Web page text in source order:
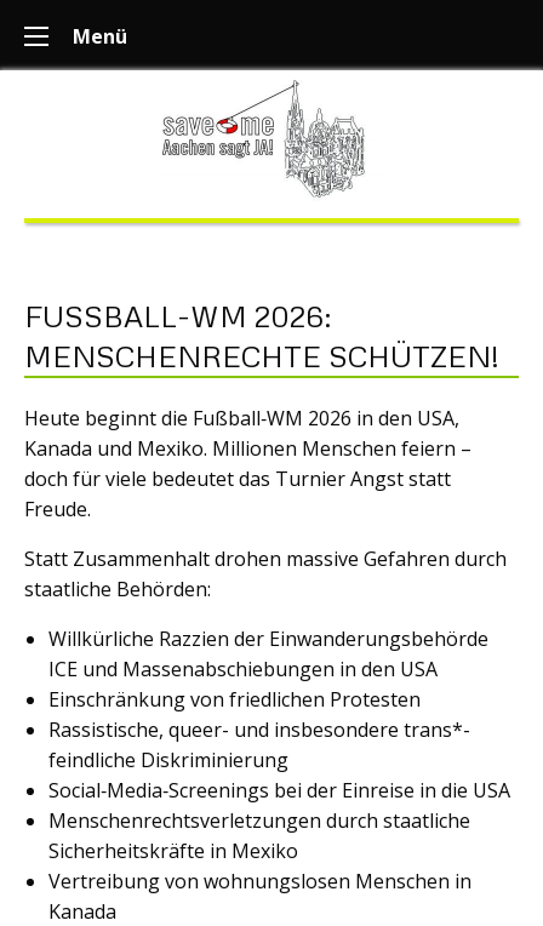
Menü
FUSSBALL-WM 2026: M
ENSCHENRECHTE SCHÜTZEN!
Heute beginnt die Fußball‑WM 2026 in den USA,
Kanada und Mexiko. Millionen Menschen feiern –
doch für viele bedeutet das Turnier Angst statt
Freude.
Statt Zusammenhalt drohen massive Gefahren durch
staatliche Behörden:
Willkürliche Razzien der Einwanderungsbehörde
ICE und Massenabschiebungen in den USA
Einschränkung von friedlichen Protesten
Rassistische, queer- und insbesondere trans*-
feindliche Diskriminierung
Social‑Media‑Screenings bei der Einreise in die USA
Menschenrechtsverletzungen durch staatliche
Sicherheitskräfte in Mexiko
Vertreibung von wohnungslosen Menschen in
Kanada